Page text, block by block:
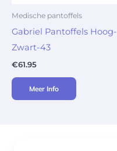
Medische pantoffels
Gabriel Pantoffels Hoog-
Zwart-43
€61.95
Meer Info